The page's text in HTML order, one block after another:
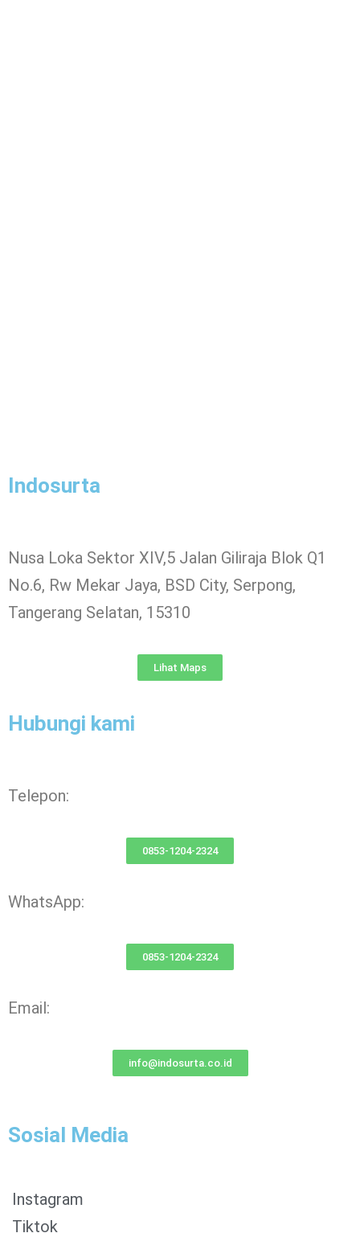
Indosurta
Nusa Loka Sektor XIV,5 Jalan Giliraja Blok Q1
No.6, Rw Mekar Jaya, BSD City, Serpong,
Tangerang Selatan, 15310
Lihat Maps
Hubungi kami
Telepon:
0853-1204-2324
WhatsApp:
0853-1204-2324
Email:
info@indosurta.co.id
Sosial Media
Instagram
Tiktok